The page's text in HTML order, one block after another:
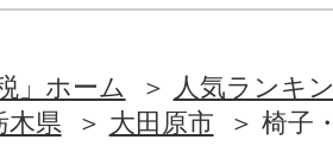
」ホーム
人気ランキ
木県 大田原市 椅子